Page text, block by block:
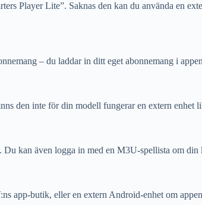
Player Lite”. Saknas den kan du använda en
– du laddar in ditt eget abonnemang i
den inte för din modell fungerar en extern enhet
kan även logga in med en M3U-spellista om din
app-butik, eller en extern Android-enhet om